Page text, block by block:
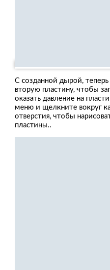
С созданной дырой,
вторую пластину, чтобы
оказать давление на
меню и щелкните вокруг
отверстия, чтобы
пластины..